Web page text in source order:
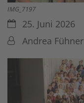
IMG_7197
Datum:25. Juni 2026
Von:Andrea Fühner